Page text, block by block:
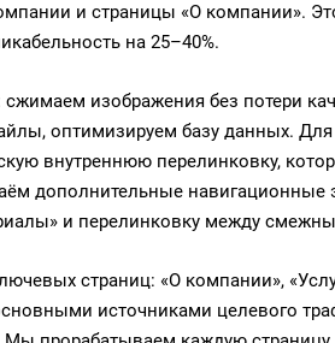
и страницы «О компании».
на 25–40%.
изображения без потери
оптимизируем базу данных.
внутреннюю перелинковку,
дополнительные
и перелинковку между
страниц: «О компании»,
источниками целевого